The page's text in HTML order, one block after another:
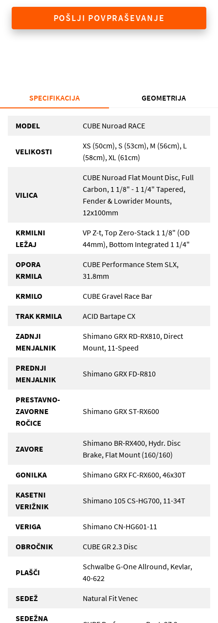
POŠLJI POVPRAŠEVANJE
SPECIFIKACIJA GEOMETRIJA
MODEL CUBE Nuroad RACE
VELIKOSTI
XS (50cm), S (53cm), M (56cm), L
(58cm), XL (61cm)
VILICA
CUBE Nuroad Flat Mount Disc, Full
Carbon, 1 1/8" - 1 1/4" Tapered,
Fender & Lowrider Mounts,
12x100mm
KRMILNI
LEŽAJ
VP Z-t, Top Zero-Stack 1 1/8" (OD
44mm), Bottom Integrated 1 1/4"
OPORA
KRMILA
CUBE Performance Stem SLX,
31.8mm
KRMILO CUBE Gravel Race Bar
TRAK KRMILA ACID Bartape CX
ZADNJI
MENJALNIK
Shimano GRX RD-RX810, Direct
Mount, 11-Speed
PREDNJI
MENJALNIK
Shimano GRX FD-R810
PRESTAVNO-
ZAVORNE
ROČICE
Shimano GRX ST-RX600
ZAVORE
Shimano BR-RX400, Hydr. Disc
Brake, Flat Mount (160/160)
GONILKA Shimano GRX FC-RX600, 46x30T
KASETNI
VERIŽNIK
Shimano 105 CS-HG700, 11-34T
VERIGA Shimano CN-HG601-11
OBROČNIK CUBE GR 2.3 Disc
PLAŠČI
Schwalbe G-One Allround, Kevlar,
40-622
SEDEŽ Natural Fit Venec
SEDEŽNA